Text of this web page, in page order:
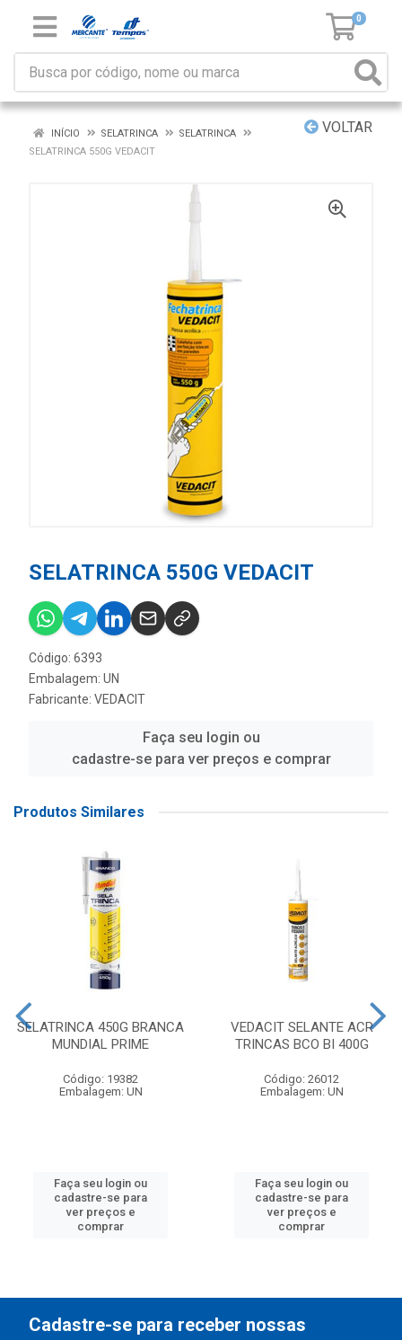
0
VOLTAR
INÍCIO SELATRINCA
SELATRINCA
SELATRINCA 550G VEDACIT
SELATRINCA 550G VEDACIT
Código: 6393
Embalagem: UN
Fabricante: VEDACIT
Faça seu login ou
cadastre-se para ver preços e comprar
Produtos Similares
SELATRINCA 450G BRANCA
MUNDIAL PRIME
Código: 19382
Embalagem: UN
Faça seu login ou
cadastre-se para
ver preços e
comprar
VEDACIT SELANTE ACR
TRINCAS BCO BI 400G
Código: 26012
Embalagem: UN
Faça seu login ou
cadastre-se para
ver preços e
comprar
Cadastre-se para receber nossas